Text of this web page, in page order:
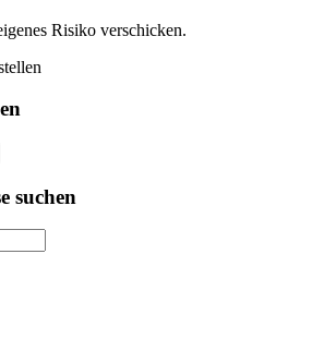
Risiko verschicken.
suchen